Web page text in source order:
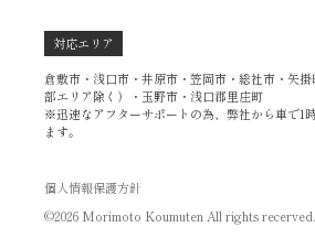
対応エリア
倉敷市・浅口市・井原市・笠岡市・総社市・矢
部エリア除く）・玉野市・浅口郡里庄町
※迅速なアフターサポートの為、弊社から車で1
ます。
個人情報保護方針
©2026 Morimoto Koumuten All rights recerved.